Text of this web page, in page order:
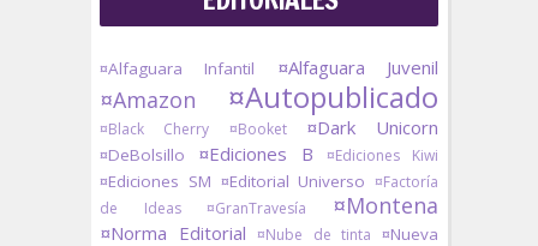
¤Alfaguara Infantil ¤Alfaguara Juvenil
¤Amazon ¤Autopublicado
¤Black Cherry ¤Booket ¤Dark Unicorn
¤DeBolsillo ¤Ediciones B ¤Ediciones Kiwi
¤Ediciones SM ¤Editorial Universo ¤Factoría
de Ideas
¤GranTravesía ¤Montena
¤Norma Editorial ¤Nube de tinta ¤Nueva